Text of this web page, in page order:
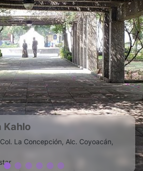
Kahlo
La Concepción, Alc. Coyoacán,